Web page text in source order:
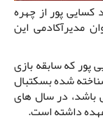
پور از چهره
مدیرآکادمی این
پور که سابقه بازی
شده بسکتبال
باشد، در سال های
داشته است.